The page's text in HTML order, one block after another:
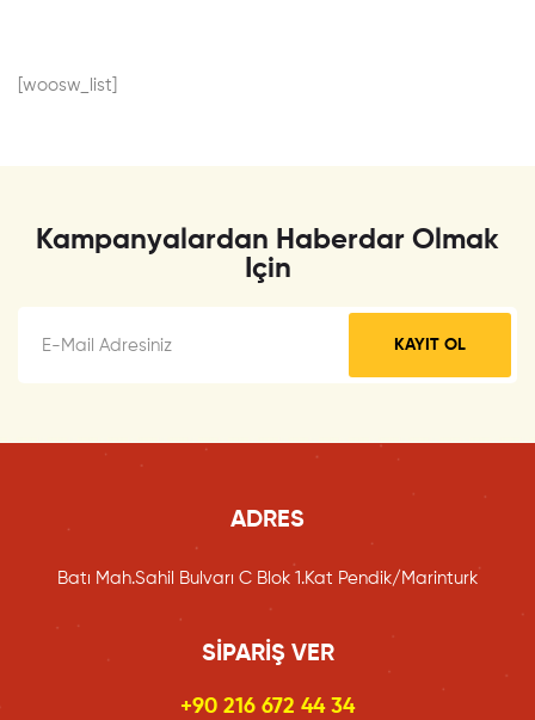
[woosw_list]
Kampanyalardan Haberdar Olmak
Için
KAYIT OL
ADRES
Batı Mah.Sahil Bulvarı C Blok 1.Kat Pendik/Marinturk
SIPARIŞ VER
+90 216 672 44 34